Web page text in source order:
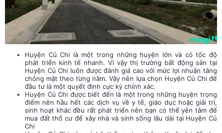
Huyện Củ Chi là một trong những huyện lớn và có tốc độ
phát triển kinh tế nhanh. Vì vậy thị trường bất động sản tại
Huyện Củ Chi luôn được đánh giá cao với mức lợi nhuận tăng
chóng mặt theo từng năm. Vậy nên lựa chọn Huyện Củ Chi để
đầu tư là một quyết định cực kỳ chính xác.
Huyện Củ Chi được biết đến là một trong những huyện trọng
điểm nên hầu hết các dịch vụ về y tế, giáo dục hoặc giải trí,
sinh hoạt khác đều rất phát triển nên bạn có thể yên tâm để
mua đất thổ cư để xây nhà và sinh sống lâu dài tại Huyện Củ
Chi